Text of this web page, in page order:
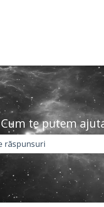
traduceri
te putem
sugestii din cauză că